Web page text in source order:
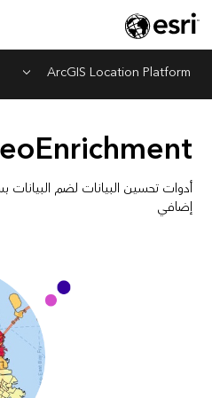
ArcGIS Location Platform
Menu
أدوات تحسين البيانات لضم
إضافي